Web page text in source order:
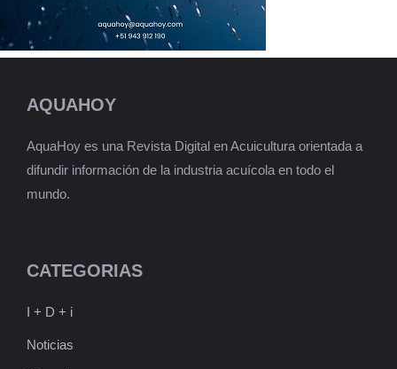
AQUAHOY
AquaHoy es una Revista Digital en Acuicultura orientada a
difundir información de la industria acuícola en todo el
mundo.
CATEGORIAS
I + D + i
Noticias